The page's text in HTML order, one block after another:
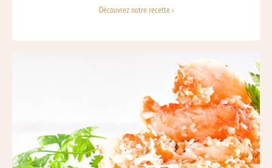
Découvrez notre recette ›